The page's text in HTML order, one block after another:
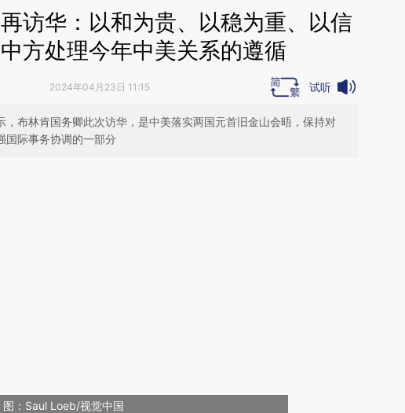
访华：以和为贵、以稳为重、以信
方处理今年中美关系的遵循
2024年04月23日 11:15 试听
，布林肯国务卿此次访华，是中美落实两国元首旧金山会晤，保持对
国际事务协调的一部分
图：Saul Loeb/视觉中国